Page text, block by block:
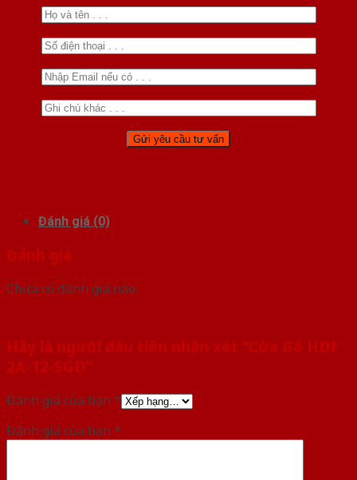
Đánh giá (0)
Đánh giá
Chưa có đánh giá nào.
Hãy là người đầu tiên nhận xét “Cửa Gỗ HDF
2A-12-SGD”
Đánh giá của bạn *
Đánh giá của bạn *